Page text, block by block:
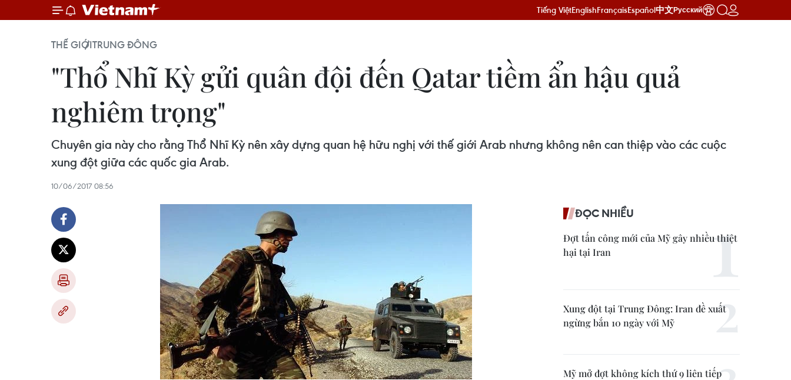
Tiếng ViệtEnglishFrançaisEspañol中文Русский
THẾ GIỚITRUNG ĐÔNG
"Thổ Nhĩ Kỳ gửi quân đội đến Qatar tiềm ẩn hậu quả
nghiêm trọng"
Chuyên gia này cho rằng Thổ Nhĩ Kỳ nên xây dựng quan hệ hữu nghị với thế giới Arab nhưng không nên can thiệp vào các cuộc
xung đột giữa các quốc gia Arab.
10/06/2017 08:56
ĐỌC NHIỀU
Đợt tấn công mới của Mỹ gây nhiều thiệt
hại tại Iran
Xung đột tại Trung Đông: Iran đề xuất
ngừng bắn 10 ngày với Mỹ
Mỹ mở đợt không kích thứ 9 liên tiếp